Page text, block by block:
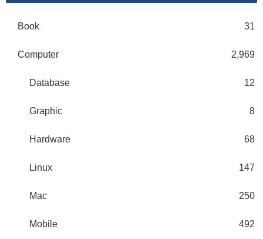
Book 31
Computer 2,969
Database 12
Graphic 8
Hardware 68
Linux 147
Mac 250
Mobile 492